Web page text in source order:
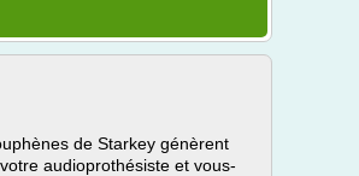
de Starkey génèrent
audioprothésiste et vous-